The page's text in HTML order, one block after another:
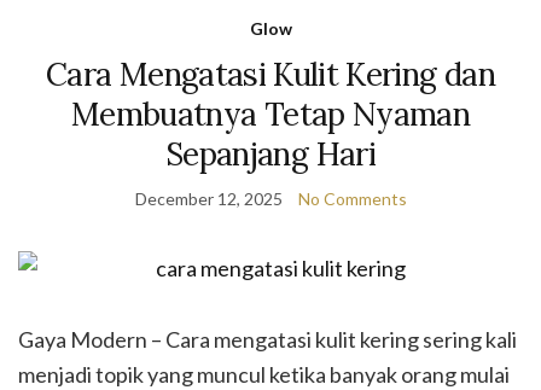
Glow
Cara Mengatasi Kulit Kering dan
Membuatnya Tetap Nyaman
Sepanjang Hari
December 12, 2025 No Comments
Gaya Modern – Cara mengatasi kulit kering sering kali
menjadi topik yang muncul ketika banyak orang mulai